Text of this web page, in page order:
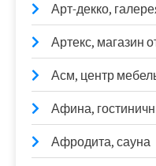
Арт-декко,
Артекс, магазин
Асм, центр
Афина,
Афродита, сауна